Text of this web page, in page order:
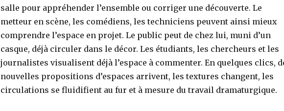
salle pour appréhender l’ensemble ou corriger une découverte. Le
metteur en scène, les comédiens, les techniciens peuvent ainsi mieux
comprendre l’espace en projet. Le public peut de chez lui, muni d’un
casque, déjà circuler dans le décor. Les étudiants, les chercheurs et les
journalistes visualisent déjà l’espace à commenter. En quelques clics,
nouvelles propositions d’espaces arrivent, les textures changent, les
circulations se fluidifient au fur et à mesure du travail dramaturgique.